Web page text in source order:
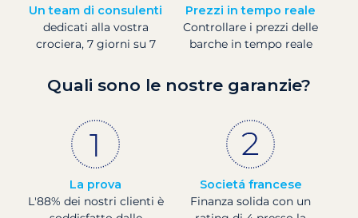
Un team di consulenti
dedicati alla vostra
crociera, 7 giorni su 7
Prezzi in tempo reale
Controllare i prezzi delle
barche in tempo reale
Quali sono le nostre garanzie?
La prova
L'88% dei nostri clienti è
Societá francese
Finanza solida con un